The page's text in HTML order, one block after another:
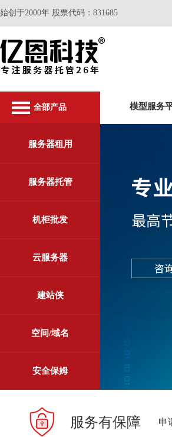
始创于2000年 股票代码：831685
全部产品
服务器租用
服务器托管
机柜批发
云服务器
建站侠
空间/域名
安全保姆
模型服务
服务有保障 申